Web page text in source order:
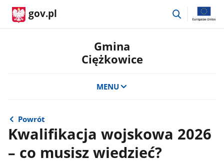
gov.pl
przejdź
Gmina
Ciężkowice
MENU
Powrót
Kwalifikacja wojskowa 2026
– co musisz wiedzieć?